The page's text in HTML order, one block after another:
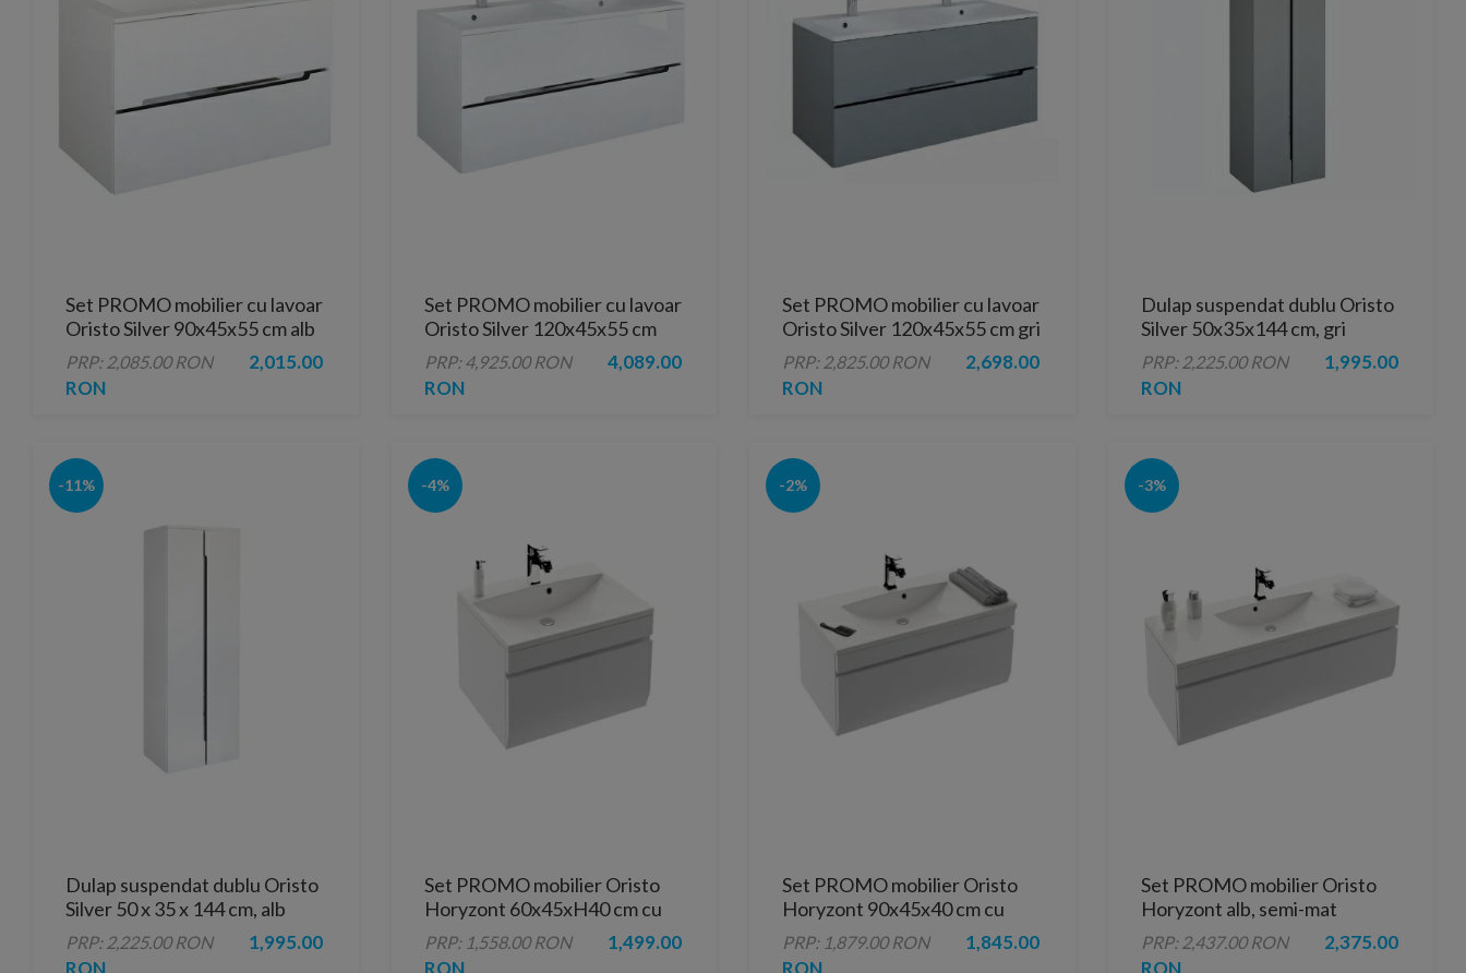
Set PROMO mobilier cu lavoar
Oristo Silver 90x45x55 cm alb
lucios
PRP: 2,085.00 RON
2,015.00
RON
Set PROMO mobilier cu lavoar
Oristo Silver 120x45x55 cm
alb lucios
PRP: 4,925.00 RON
4,089.00
RON
Set PROMO mobilier cu lavoar
Oristo Silver 120x45x55 cm gri
PRP: 2,825.00 RON
2,698.00
RON
Dulap suspendat dublu Oristo
Silver 50x35x144 cm, gri
PRP: 2,225.00 RON
1,995.00
RON
-11%
Dulap suspendat dublu Oristo
Silver 50 x 35 x 144 cm, alb
lucios
PRP: 2,225.00 RON
1,995.00
RON
-4%
Set PROMO mobilier Oristo
Horyzont 60x45xH40 cm cu
lavoar Amelia
PRP: 1,558.00 RON
1,499.00
RON
-2%
Set PROMO mobilier Oristo
Horyzont 90x45x40 cm cu
lavoar Amelia
PRP: 1,879.00 RON
1,845.00
RON
-3%
Set PROMO mobilier Oristo
Horyzont alb, semi-mat
120x46x40 cm cu lavoar
Amelia
PRP: 2,437.00 RON
2,375.00
RON